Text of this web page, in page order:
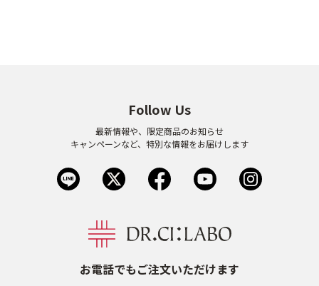
お電話でもご注文いただけます
Follow Us
最新情報や、限定商品のお知らせ
キャンペーンなど、特別な情報をお届けします